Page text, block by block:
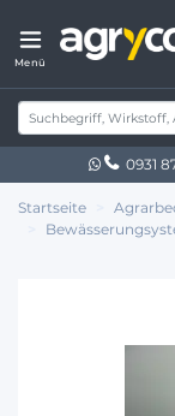
Menü
0931
Startseite